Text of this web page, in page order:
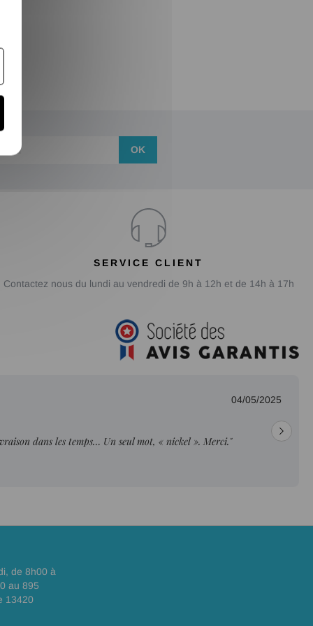
OK
SERVICE CLIENT
Contactez nous du lundi au vendredi de 9h à 12h et de 14h à 17h
04/05/2025
dans les temps… Un seul mot, « nickel ». Merci."
de 8h00 à
au 895
13420